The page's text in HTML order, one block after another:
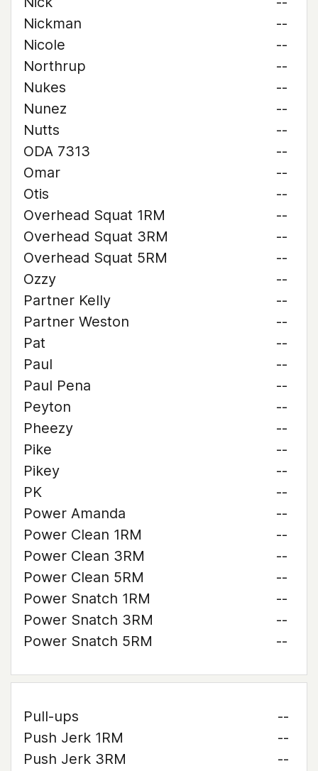
Nickman
--
Nicole
--
Northrup
--
Nukes
--
Nunez
--
Nutts
--
ODA 7313
--
Omar
--
Otis
--
Overhead Squat 1RM
--
Overhead Squat 3RM
--
Overhead Squat 5RM
--
Ozzy
--
Partner Kelly
--
Partner Weston
--
Pat
--
Paul
--
Paul Pena
--
Peyton
--
Pheezy
--
Pike
--
Pikey
--
PK
--
Power Amanda
--
Power Clean 1RM
--
Power Clean 3RM
--
Power Clean 5RM
--
Power Snatch 1RM
--
Power Snatch 3RM
--
Power Snatch 5RM
--
Pull-ups
--
Push Jerk 1RM
--
Push Jerk 3RM
--